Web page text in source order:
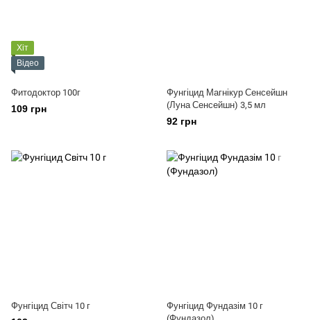
Хіт
Відео
Фитодоктор 100г
109 грн
Фунгіцид Магнікур Сенсейшн
(Луна Сенсейшн) 3,5 мл
92 грн
Фунгіцид Світч 10 г
Фунгіцид Фундазім 10 г